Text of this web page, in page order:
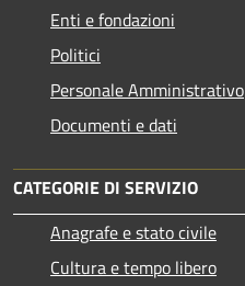
Enti e fondazioni
Politici
Personale Amministrativo
Documenti e dati
CATEGORIE DI SERVIZIO
Anagrafe e stato civile
Cultura e tempo libero